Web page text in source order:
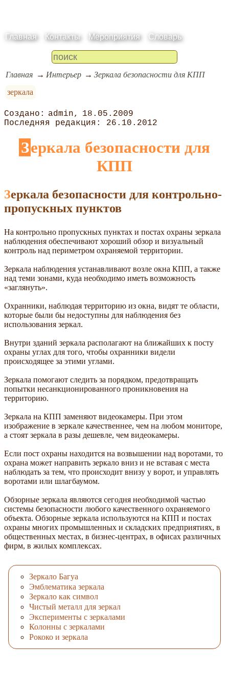
Главная Контакты Мероприятия Словарь
Главная Интерьер
Зеркала безопасности для КПП
зеркала
admin
18.05.2009
26.10.2012
Зеркала безопасности для
КПП
Зеркала безопасности для контрольно-
пропускных пунктов
На контрольно пропускных пунктах и постах охраны зеркала
наблюдения обеспечивают хороший обзор и визуальный
контроль над периметром охраняемой территории.
Зеркала наблюдения устанавливают возле окна КПП, а также
над теми зонами, куда необходимо иметь возможность
«заглянуть».
Охранники, наблюдая территорию из окна, видят те области,
которые были бы недоступны для наблюдения без
использования зеркал.
Внутри зданий зеркала располагают на ближайших к посту
охраны углах для того, чтобы охранники видели
происходящее за этими углами.
Зеркала помогают следить за порядком, предотвращать
попытки несанкционированного проникновения на
территорию.
Зеркала на КПП заменяют видеокамеры. При этом
изображение в зеркале качественнее, чем на любом мониторе,
а стоят зеркала в разы дешевле, чем видеокамеры.
Если пост охраны находится на возвышении над воротами, то
охрана может направить зеркало вниз и не вставая с места
наблюдать за тем, что происходит внизу у ворот, и управлять
воротами или шлагбаумом.
Обзорные зеркала являются сегодня необходимой частью
системы безопасности любого качественного охраняемого
объекта. Обзорные зеркала используются на КПП и постах
охраны многих промышленных и складских предприятиях, в
общественных местах, в бизнес-центрах, в офисах различных
фирм, в жилых комплексах.
Зеркало Багуа
Эмблематика зеркала
Зеркало как символ
Чистый металл для зеркал
Эксперименты с зеркалами
Колонны с зеркалами
Рококо и зеркала